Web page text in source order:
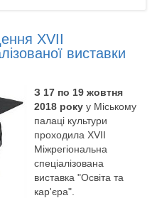
ХVІІ
виставки
З 17 по 19 жовтня
2018 року у Міському
палаці культури
проходила ХVІІ
Міжрегіональна
спеціалізована
виставка "Освіта та
кар'єра".